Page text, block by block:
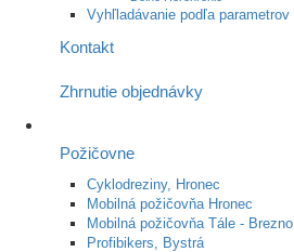
Vyhľladávanie podľa parametrov
Kontakt
Zhrnutie objednávky
Požičovne
Cyklodreziny, Hronec
Mobilná požičovňa Hronec
Mobilná požičovňa Tále - Brezno
Profibikers, Bystrá